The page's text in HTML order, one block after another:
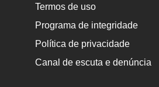
Termos de uso
Programa de integridade
Política de privacidade
Canal de escuta e denúncia